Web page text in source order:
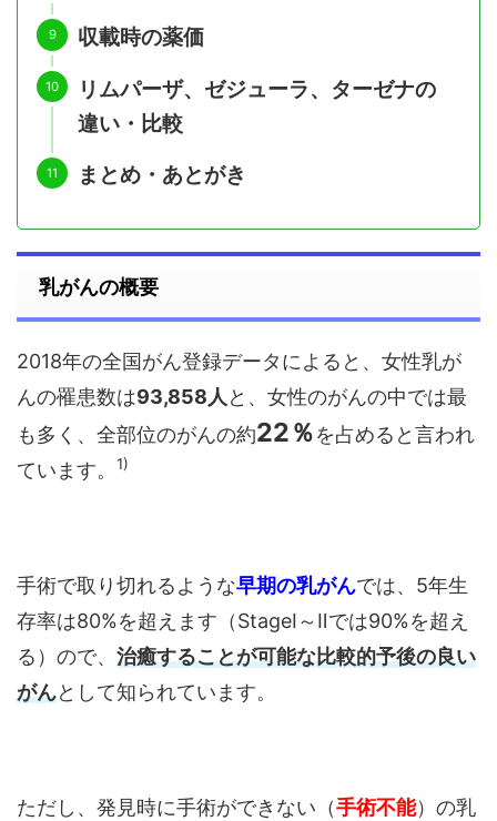
収載時の薬価
リムパーザ、ゼジューラ、ターゼナの
違い・比較
まとめ・あとがき
乳がんの概要
2018年の全国がん登録データによると、女性乳が
んの罹患数は93,858人と、女性のがんの中では最
も多く、全部位のがんの約22％を占めると言われ
ています。
1)
手術で取り切れるような早期の乳がんでは、5年生
存率は80%を超えます（StageⅠ～Ⅱでは90%を超え
る）ので、 治癒することが可能な比較的予後の良い
がんとして知られています。
ただし、発見時に手術ができない（手術不能）の乳